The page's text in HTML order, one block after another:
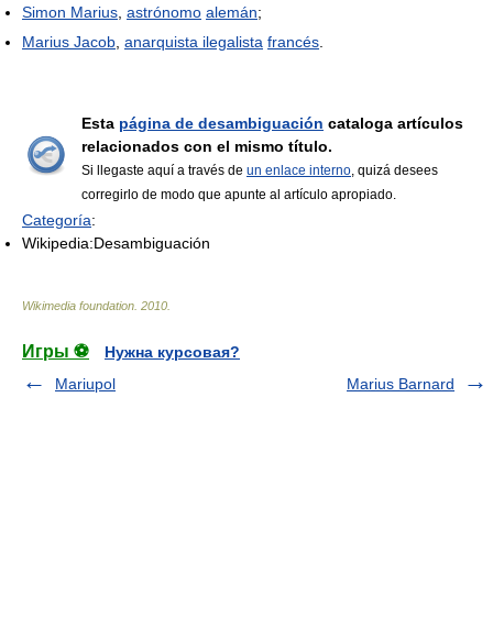
Simon Marius astrónomo alemán;
Marius Jacob anarquista ilegalista francés
Esta página de desambiguación cataloga artículos
relacionados con el mismo título.
Si llegaste aquí a través de un enlace interno, quizá desees
corregirlo de modo que apunte al artículo apropiado.
Categoría:
Wikipedia:Desambiguación
Wikimedia foundation 2010
Игры ⚽
Нужна курсовая?
Mariupol
Marius Barnard